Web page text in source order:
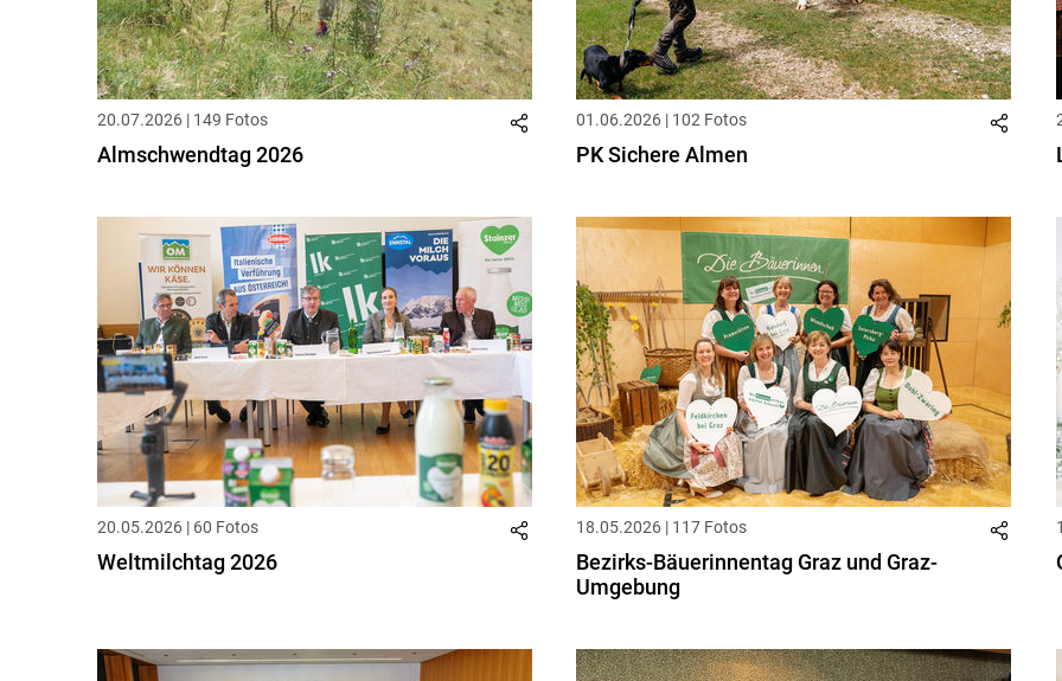
20.07.2026 | 149 Fotos
Almschwendtag 2026
01.06.2026 | 102 Fotos
PK Sichere Almen
20.05.2026 | 60 Fotos
Weltmilchtag 2026
18.05.2026 | 117 Fotos
Bezirks-Bäuerinnentag Graz und Graz-
Umgebung